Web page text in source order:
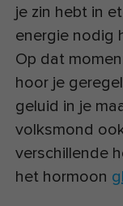
je zin hebt in
energie nodig
Op dat
hoor je
geluid in je
volksmond
verschillende
het hormoon